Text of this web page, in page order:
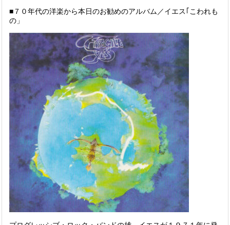
■７０年代の洋楽から本日のお勧めのアルバム／イエス｢こわれも
の」